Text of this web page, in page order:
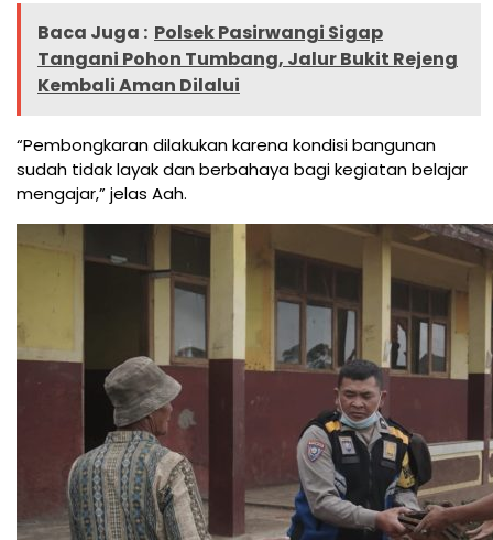
Baca Juga : Polsek Pasirwangi Sigap
Tangani Pohon Tumbang, Jalur Bukit Rejeng
Kembali Aman Dilalui
“Pembongkaran dilakukan karena kondisi bangunan
sudah tidak layak dan berbahaya bagi kegiatan belajar
mengajar,” jelas Aah.